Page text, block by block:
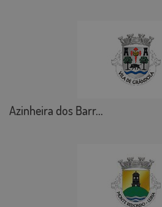
Azinheira dos Barr...